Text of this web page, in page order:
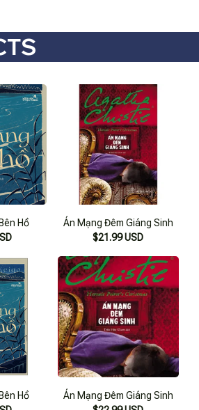
Hồ
Án Mạng Đêm Giáng Sinh
$21.99 USD
Hồ
Án Mạng Đêm Giáng Sinh